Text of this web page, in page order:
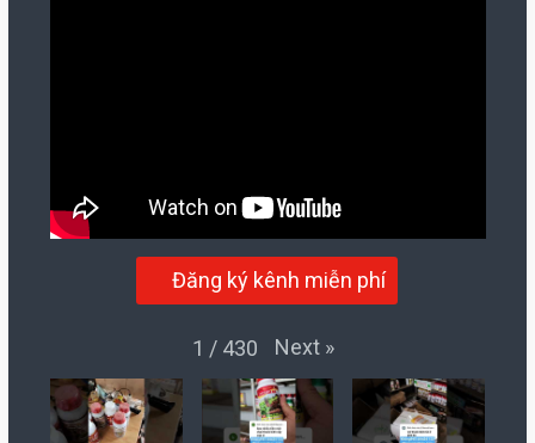
Đăng ký kênh miễn phí
1 / 430 Next »